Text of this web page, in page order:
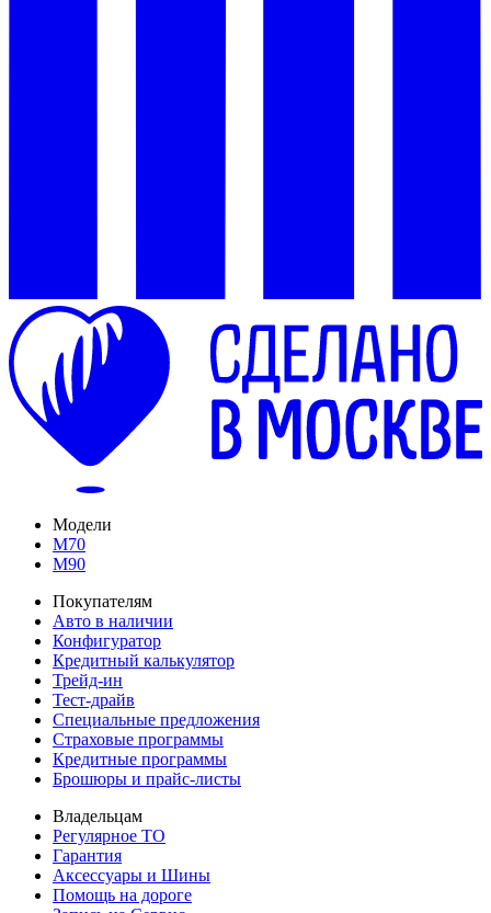
Модели
M70
M90
Покупателям
Авто в наличии
Конфигуратор
Кредитный калькулятор
Трейд-ин
Тест-драйв
Специальные предложения
Страховые программы
Кредитные программы
Брошюры и прайс-листы
Владельцам
Регулярное ТО
Гарантия
Аксессуары и Шины
Помощь на дороге